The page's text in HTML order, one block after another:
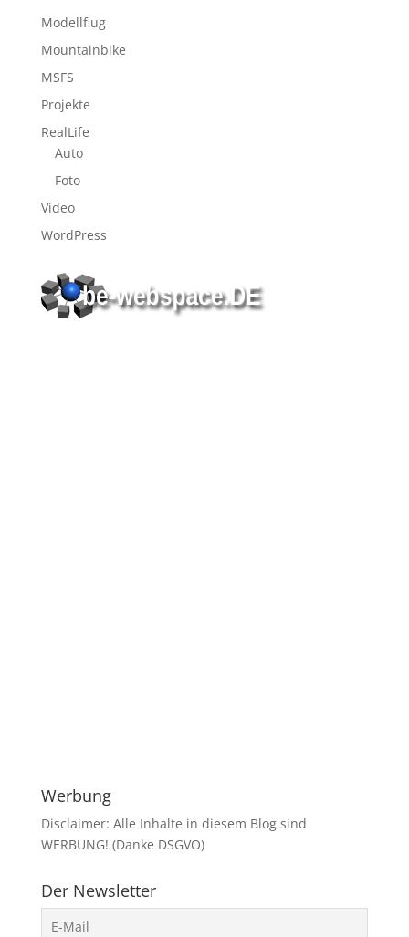
Modellflug
Mountainbike
MSFS
Projekte
RealLife
Auto
Foto
Video
WordPress
Werbung
Disclaimer: Alle Inhalte in diesem Blog sind
WERBUNG! (Danke DSGVO)
Der Newsletter